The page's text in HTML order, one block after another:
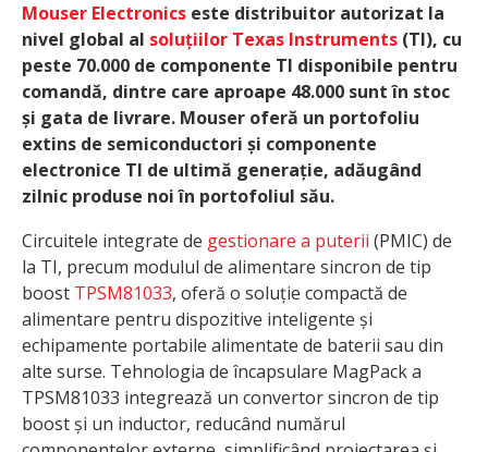
Mouser Electronics este distribuitor autorizat la
nivel global al soluțiilor Texas Instruments (TI), cu
peste 70.000 de componente TI disponibile pentru
comandă, dintre care aproape 48.000 sunt în stoc
și gata de livrare. Mouser oferă un portofoliu
extins de semiconductori și componente
electronice TI de ultimă generație, adăugând
zilnic produse noi în portofoliul său.
Circuitele integrate de gestionare a puterii (PMIC) de
la TI, precum modulul de alimentare sincron de tip
boost TPSM81033, oferă o soluție compactă de
alimentare pentru dispozitive inteligente și
echipamente portabile alimentate de baterii sau din
alte surse. Tehnologia de încapsulare MagPack a
TPSM81033 integrează un convertor sincron de tip
boost și un inductor, reducând numărul